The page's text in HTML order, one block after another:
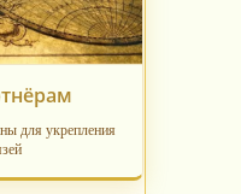
для укрепления